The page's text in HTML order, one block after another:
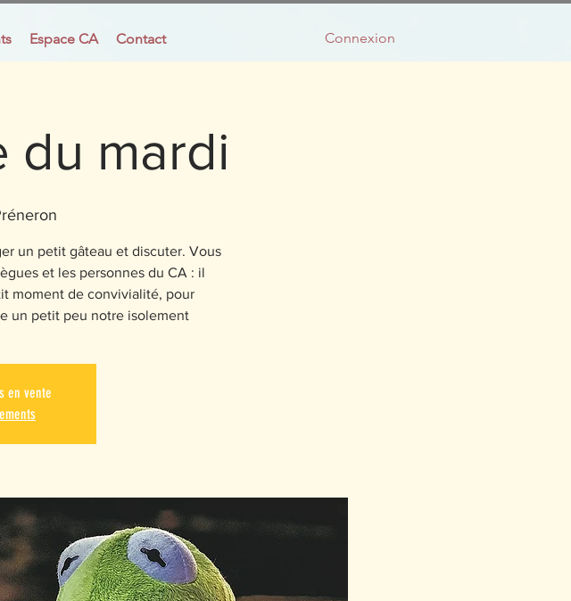
Espace CA Contact Connexion
du mardi
un petit gâteau et discuter. Vous
et les personnes du CA : il
moment de convivialité, pour
un petit peu notre isolement
en vente